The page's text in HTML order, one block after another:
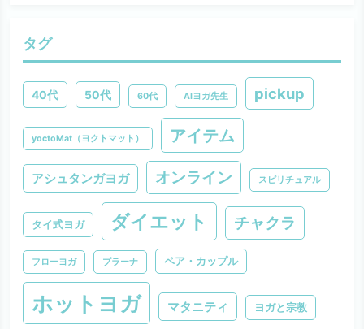
タグ
40代 50代 60代 AIヨガ先生 pickup
yoctoMat（ヨクトマット） アイテム
アシュタンガヨガ オンライン スピリチュアル
タイ式ヨガ ダイエット チャクラ
フローヨガ プラーナ ペア・カップル
ホットヨガ マタニティ ヨガと宗教